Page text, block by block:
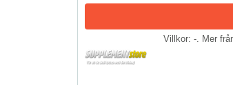
Villkor: -. Mer